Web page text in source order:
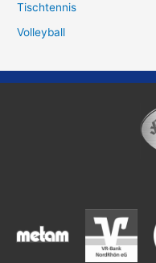
Tischtennis
Volleyball